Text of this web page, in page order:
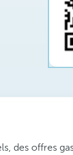
des offres